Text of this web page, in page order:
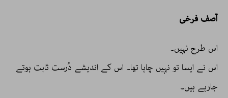
آصف فرخی
اس طرح نہیں۔
اس نے ایسا تو نہیں چاہا تھا۔ اس کے اندیشے دُرست ثابت ہوتے
جارہے ہیں۔